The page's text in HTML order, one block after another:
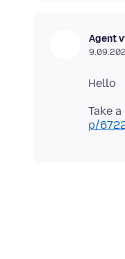
Agent
Take
p/